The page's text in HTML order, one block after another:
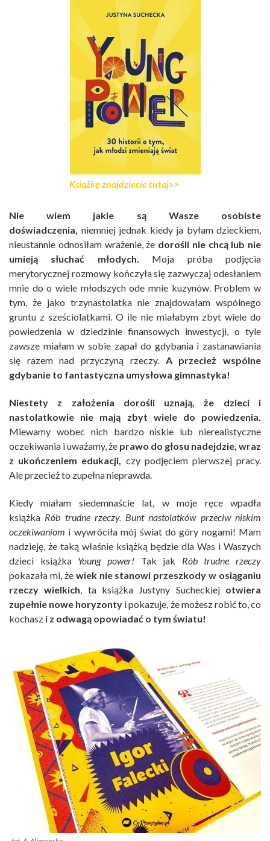
Książkę znajdziecie tutaj>>
Nie wiem jakie są Wasze osobiste
doświadczenia, niemniej jednak kiedy ja byłam dzieckiem,
nieustannie odnosiłam wrażenie, że dorośli nie chcą lub nie
umieją słuchać młodych. Moja próba podjęcia
merytorycznej rozmowy kończyła się zazwyczaj odesłaniem
mnie do o wiele młodszych ode mnie kuzynów. Problem w
tym, że jako trzynastolatka nie znajdowałam wspólnego
gruntu z sześciolatkami. O ile nie miałabym zbyt wiele do
powiedzenia w dziedzinie finansowych inwestycji, o tyle
zawsze miałam w sobie zapał do gdybania i zastanawiania
się razem nad przyczyną rzeczy. A przecież wspólne
gdybanie to fantastyczna umysłowa gimnastyka!
Niestety z założenia dorośli uznają, że dzieci i
nastolatkowie nie mają zbyt wiele do powiedzenia.
Miewamy wobec nich bardzo niskie lub nierealistyczne
oczekiwania i uważamy, że prawo do głosu nadejdzie, wraz
z ukończeniem edukacji, czy podjęciem pierwszej pracy.
Ale przecież to zupełna nieprawda.
Kiedy miałam siedemnaście lat, w moje ręce wpadła
książka Rób trudne rzeczy. Bunt nastolatków przeciw niskim
oczekiwaniom i wywróciła mój świat do góry nogami! Mam
nadzieję, że taką właśnie książką będzie dla Was i Waszych
dzieci książka Young power! Tak jak Rób trudne rzeczy
pokazała mi, że wiek nie stanowi przeszkody w osiąganiu
rzeczy wielkich, ta książka Justyny Sucheckiej otwiera
zupełnie nowe horyzonty i pokazuje, że możesz robić to, co
kochasz i z odwagą opowiadać o tym światu!